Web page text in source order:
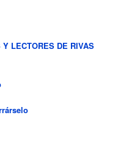
LECTORES DE RIVAS